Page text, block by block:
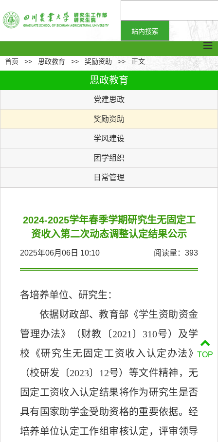
首页 >> 思政教育 >> 奖励资助 >> 正文
思政教育
党建思政
奖励资助
学风建设
团学组织
日常管理
2024-2025学年春季学期研究生无固定工
资收入第二次动态调整认定结果公示
2025年06月06日 10:10 阅读量： 393
各培养单位、研究生：
依据财政部、教育部《学生资助资金
管理办法》（财教〔 2021 〕 310号）及学
校《研究生无固定工资收入认定办法》
（校研发〔2023〕 12号）等文件精神，无
固定工资收入认定结果将作为研究生是否
具有国家助学金受助资格的重要依据。经
培养单位认定工作组审核认定，评审领导
TOP